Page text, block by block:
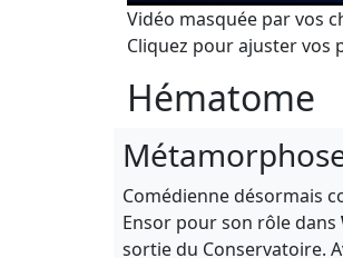
Vidéo masquée par vos
Cliquez pour ajuster vos
Hématome
Comédienne désormais
Ensor pour son rôle dans
sortie du Conservatoire.